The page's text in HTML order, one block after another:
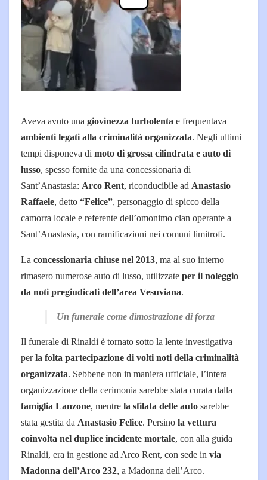
Aveva avuto una giovinezza turbolenta e frequentava
ambienti legati alla criminalità organizzata. Negli ultimi
tempi disponeva di moto di grossa cilindrata e auto di
lusso, spesso fornite da una concessionaria di
Sant’Anastasia: Arco Rent, riconducibile ad Anastasio
Raffaele, detto “Felice”, personaggio di spicco della
camorra locale e referente dell’omonimo clan operante a
Sant’Anastasia, con ramificazioni nei comuni limitrofi.
La concessionaria chiuse nel 2013, ma al suo interno
rimasero numerose auto di lusso, utilizzate per il noleggio
da noti pregiudicati dell’area Vesuviana.
Un funerale come dimostrazione di forza
Il funerale di Rinaldi è tornato sotto la lente investigativa
perla folta partecipazione di volti noti della criminalità
organizzata. Sebbene non in maniera ufficiale, l’intera
organizzazione della cerimonia sarebbe stata curata dalla
famiglia Lanzone, mentre la sfilata delle auto sarebbe
stata gestita da Anastasio Felice. Persino la vettura
coinvolta nel duplice incidente mortale, con alla guida
Rinaldi, era in gestione ad Arco Rent, con sede in via
Madonna dell’Arco 232, a Madonna dell’Arco.